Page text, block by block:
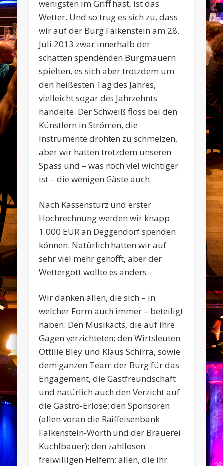
wenigsten im Griff hast, ist das
Wetter. Und so trug es sich zu, dass
wir auf der Burg Falkenstein am 28.
Juli 2013 zwar innerhalb der
schatten spendenden Burgmauern
spielten, es sich aber trotzdem um
den heißesten Tag des Jahres,
vielleicht sogar des Jahrzehnts
handelte. Der Schweiß floss bei den
Künstlern in Strömen, die
Instrumente drohten zu schmelzen,
aber wir hatten trotzdem unseren
Spass und – was noch viel wichtiger
ist – die wenigen Gäste auch.
Nach Kassensturz und erster
Hochrechnung werden wir knapp
1.000 EUR an Deggendorf spenden
können. Natürlich hatten wir auf
sehr viel mehr gehofft, aber der
Wettergott wollte es anders.
Wir danken allen, die sich – in
welcher Form auch immer – beteiligt
haben: Den Musikacts, die auf ihre
Gagen verzichteten; den Wirtsleuten
Ottilie Bley und Klaus Schirra, sowie
dem ganzen Team der Burg für das
Engagement, die Gastfreundschaft
und natürlich auch den Verzicht auf
die Gastro-Erlöse; den Sponsoren
(allen voran die Raiffeisenbank
Falkenstein-Wörth und der Brauerei
Kuchlbauer); den zahllosen
freiwilligen Helfern; allen, die ihr